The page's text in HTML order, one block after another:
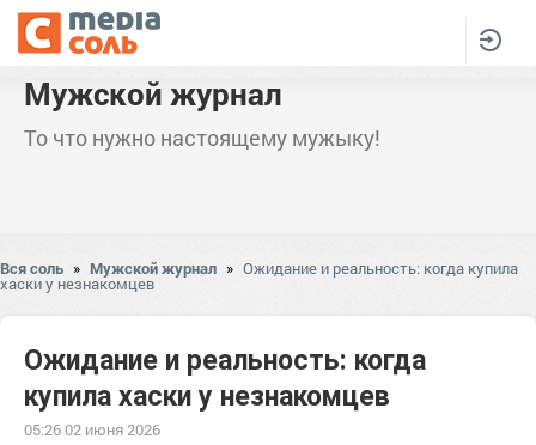
Мужской журнал
То что нужно настоящему мужыку!
Вся соль » Мужской журнал » Ожидание и реальность: когда купила
хаски у незнакомцев
Ожидание и реальность: когда
купила хаски у незнакомцев
05:26 02 июня 2026